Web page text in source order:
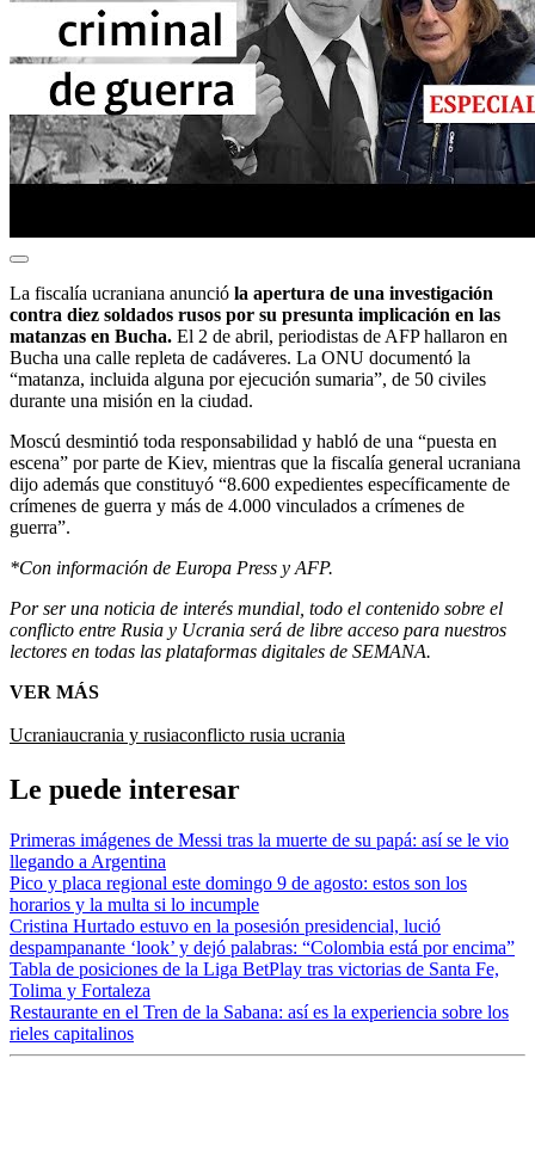
La fiscalía ucraniana anunció la apertura de una investigación
contra diez soldados rusos por su presunta implicación en las
matanzas en Bucha. El 2 de abril, periodistas de AFP hallaron en
Bucha una calle repleta de cadáveres. La ONU documentó la
“matanza, incluida alguna por ejecución sumaria”, de 50 civiles
durante una misión en la ciudad.
Moscú desmintió toda responsabilidad y habló de una “puesta en
escena” por parte de Kiev, mientras que la fiscalía general ucraniana
dijo además que constituyó “8.600 expedientes específicamente de
crímenes de guerra y más de 4.000 vinculados a crímenes de
guerra”.
*Con información de Europa Press y AFP.
Por ser una noticia de interés mundial, todo el contenido sobre el
conflicto entre Rusia y Ucrania será de libre acceso para nuestros
lectores en todas las plataformas digitales de SEMANA.
VER MÁS
Ucraniaucrania y rusiaconflicto rusia ucrania
Le puede interesar
Primeras imágenes de Messi tras la muerte de su papá: así se le vio
llegando a Argentina
Pico y placa regional este domingo 9 de agosto: estos son los
horarios y la multa si lo incumple
Cristina Hurtado estuvo en la posesión presidencial, lució
despampanante ‘look’ y dejó palabras: “Colombia está por encima”
Tabla de posiciones de la Liga BetPlay tras victorias de Santa Fe,
Tolima y Fortaleza
Restaurante en el Tren de la Sabana: así es la experiencia sobre los
rieles capitalinos